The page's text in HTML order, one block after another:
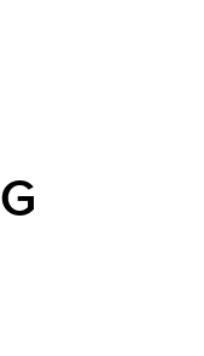
G